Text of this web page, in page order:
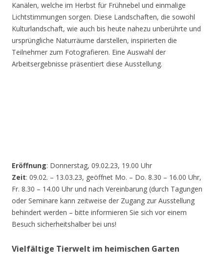
Kanälen, welche im Herbst für Frühnebel und einmalige
Lichtstimmungen sorgen. Diese Landschaften, die sowohl
Kulturlandschaft, wie auch bis heute nahezu unberührte und
ursprüngliche Naturräume darstellen, inspirierten die
Teilnehmer zum Fotografieren. Eine Auswahl der
Arbeitsergebnisse präsentiert diese Ausstellung.
Eröffnung: Donnerstag, 09.02.23, 19.00 Uhr
Zeit: 09.02. – 13.03.23, geöffnet Mo. – Do. 8.30 – 16.00 Uhr,
Fr. 8.30 – 14.00 Uhr und nach Vereinbarung (durch Tagungen
oder Seminare kann zeitweise der Zugang zur Ausstellung
behindert werden – bitte informieren Sie sich vor einem
Besuch sicherheitshalber bei uns!
Vielfältige Tierwelt im heimischen Garten